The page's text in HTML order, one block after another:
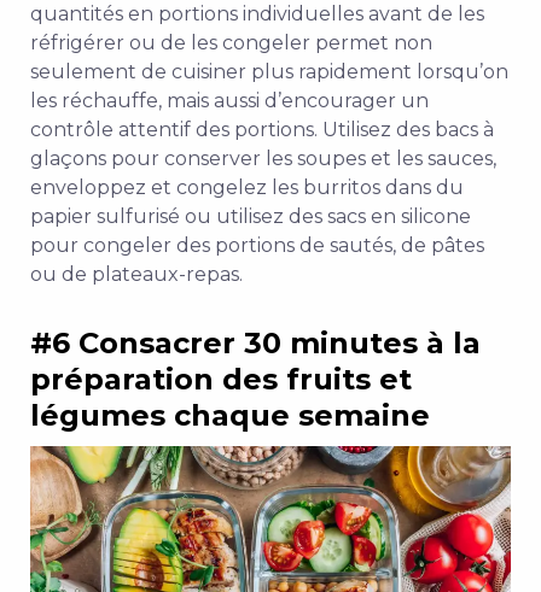
quantités en portions individuelles avant de les
réfrigérer ou de les congeler permet non
seulement de cuisiner plus rapidement lorsqu’on
les réchauffe, mais aussi d’encourager un
contrôle attentif des portions. Utilisez des bacs à
glaçons pour conserver les soupes et les sauces,
enveloppez et congelez les burritos dans du
papier sulfurisé ou utilisez des sacs en silicone
pour congeler des portions de sautés, de pâtes
ou de plateaux-repas.
#6 Consacrer 30 minutes à la
préparation des fruits et
légumes chaque semaine